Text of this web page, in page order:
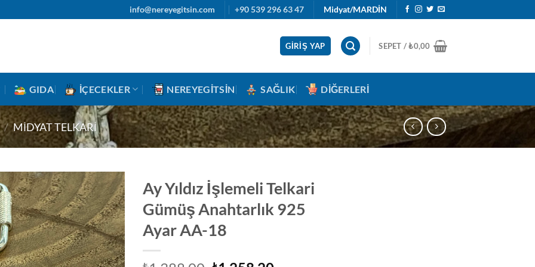
info@nereyegitsin.com +90 539 296 63 47 Midyat/MARDİN
GIRIŞ YAP SEPET /₺0,00
GIDA İÇECEKLER NEREYEGITSIN SAĞLIK DIĞERLERI
/ MIDYAT TELKARI
Ay Yıldız İşlemeli Telkari
Gümüş Anahtarlık 925
Ayar AA-18